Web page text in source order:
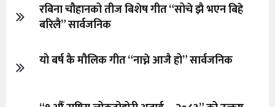
रबिना चौहानको तीज बिशेष गीत “सोचे झै भएन बिहे
बरिलै” सार्वजनिक
यो बर्ष कै मौलिक गीत “नाच्ने आजै हो” सार्वजनिक